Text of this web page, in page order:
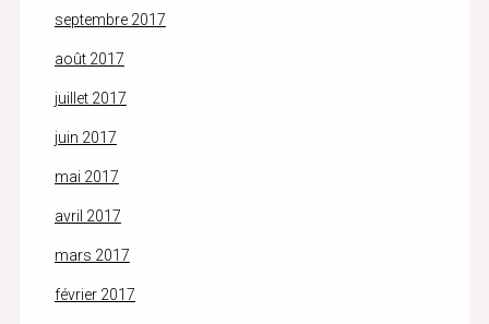
septembre 2017
août 2017
juillet 2017
juin 2017
mai 2017
avril 2017
mars 2017
février 2017